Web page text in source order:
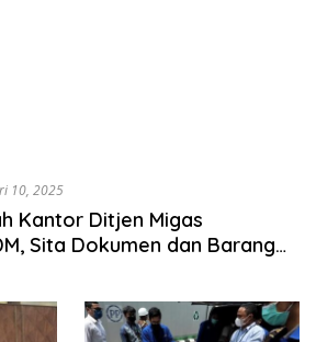
10, 2025
Kantor Ditjen Migas
Sita Dokumen dan Barang